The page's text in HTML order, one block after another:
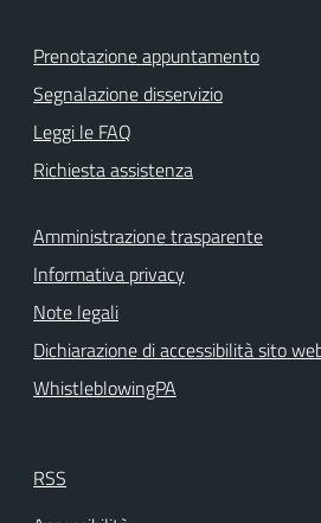
Prenotazione appuntamento
Segnalazione disservizio
Leggi le FAQ
Richiesta assistenza
Amministrazione trasparente
Informativa privacy
Note legali
Dichiarazione di accessibilità sito
WhistleblowingPA
RSS